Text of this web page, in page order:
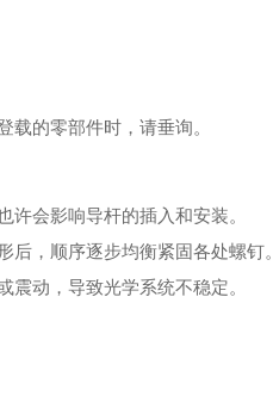
的零部件时，请垂询。
会影响导杆的插入和安装。
，顺序逐步均衡紧固各处螺钉。
动，导致光学系统不稳定。